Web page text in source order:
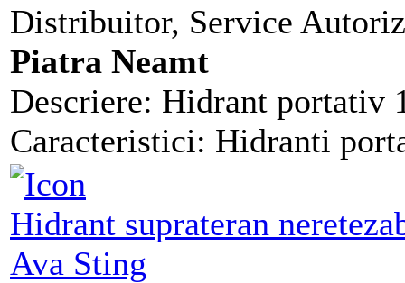
Distribuitor, Service
Piatra Neamt
Descriere: Hidrant portativ
Caracteristici: Hidranti
Hidrant suprateran
Ava Sting